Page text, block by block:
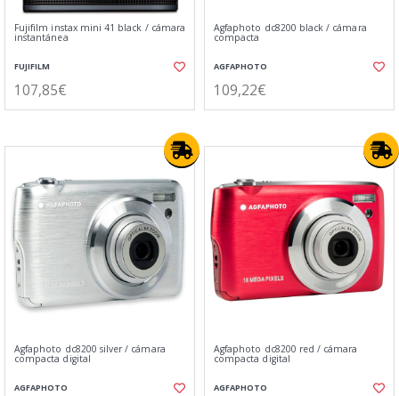
Fujifilm instax mini 41 black / cámara
instantánea
FUJIFILM
107,85€
Agfaphoto dc8200 black / cámara
compacta
AGFAPHOTO
109,22€
Agfaphoto dc8200 silver / cámara
compacta digital
AGFAPHOTO
Agfaphoto dc8200 red / cámara
compacta digital
AGFAPHOTO